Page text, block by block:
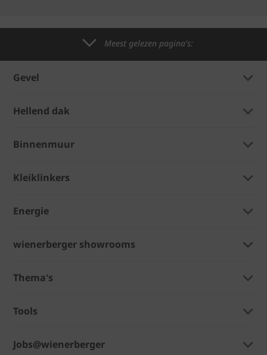
Meest gelezen pagina's:
Gevel
Hellend dak
Binnenmuur
Kleiklinkers
Energie
wienerberger showrooms
Thema's
Tools
Jobs@wienerberger